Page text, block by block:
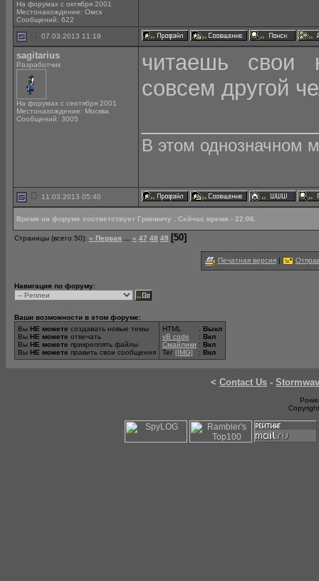
На форумах с октября 2001
Местонахождение: Омск
Сообщений: 622
07.03.2013 11:19
sagitarius
Разработчик
На форумах с сентября 2001
Местонахождение: Москва
Сообщений: 3005
читаешь свои
совсем другой
В этом однозначном
11.03.2013 05:40
Время на форуме соответствует Гринвичу . Сейчас время - 22:06.
Страницы (всего 50): « Первая « 47 48 49 [50]
Печатная версия|
Навигация по форуму:
Ваши возможности в этом форуме:
Вы НЕ можете создавать новые темы
Вы НЕ можете отвечать
Вы НЕ можете прикреплять файлы
Вы НЕ можете править свои сообщения
HTML
vB code
Смайлики
Тег [IMG]
: Выкл
: Вкл
: Вкл
: Вкл
< Contact Us -